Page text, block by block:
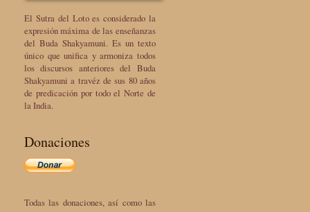
El Sutra del Loto es considerado la
expresión máxima de las enseñanzas
del Buda Shakyamuni. Es un texto
único que unifica y armoniza todos
los discursos anteriores del Buda
Shakyamuni a travéz de sus 80 años
de predicación por todo el Norte de
la India.
Donaciones
Todas las donaciones, así como las